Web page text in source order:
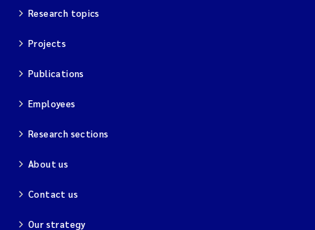
Research topics
Projects
Publications
Employees
Research sections
About us
Contact us
Our strategy